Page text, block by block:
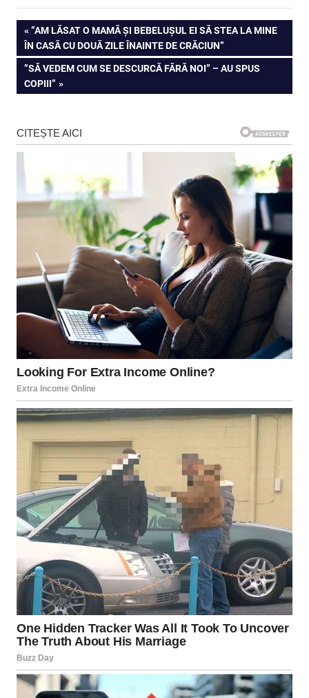
Navigare
în
articole
PREVIOUS
POST:
”AM LĂSAT O MAMĂ ȘI BEBELUȘUL EI SĂ STEA LA MINE
ÎN CASĂ CU DOUĂ ZILE ÎNAINTE DE CRĂCIUN”
NEXT
POST:
”SĂ VEDEM CUM SE DESCURCĂ FĂRĂ NOI” – AU SPUS
COPIII”